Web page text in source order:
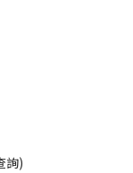
詢)